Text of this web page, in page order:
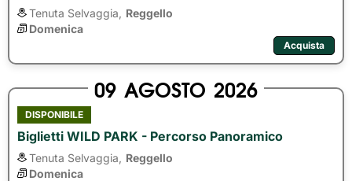
Tenuta Selvaggia,
Reggello
Domenica
Acquista
09 AGOSTO 2026
DISPONIBILE
Biglietti WILD PARK - Percorso Panoramico
Tenuta Selvaggia,
Reggello
Domenica